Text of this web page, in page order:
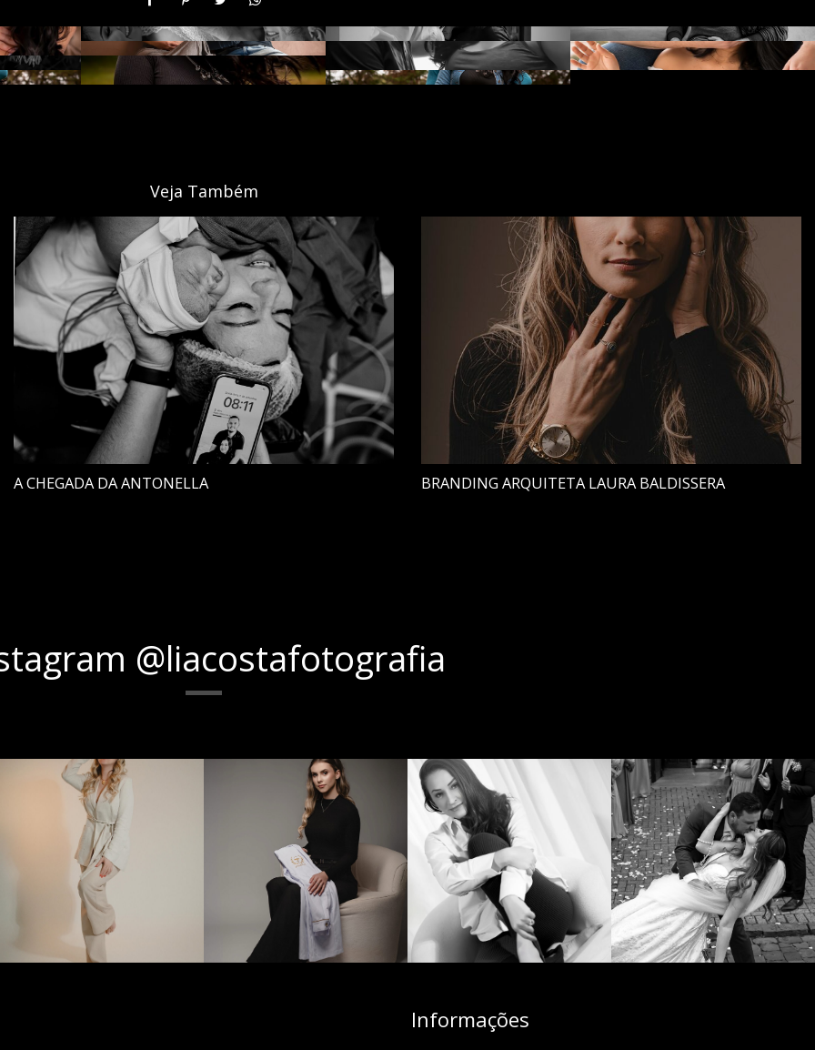
Veja Também
A CHEGADA DA ANTONELLA BRANDING ARQUITETA LAURA BALDISSERA
@liacostafotografia
Informações